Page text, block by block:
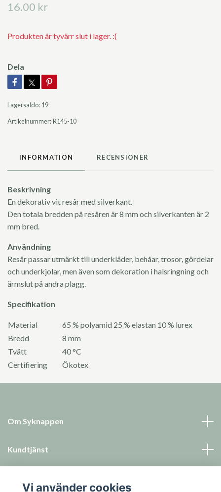
16.00 kr
Produkten är tyvärr slut i lager. :(
Dela
Lagersaldo: 19
Artikelnummer:R145-10
INFORMATION RECENSIONER
Beskrivning
En dekorativ vit resår med silverkant.
Den totala bredden på resåren är 8 mm och silverkanten är 2
mm bred.
Användning
Resår passar utmärkt till underkläder, behåar, trosor, gördelar
och underkjolar, men även som dekoration i halsringning och
ärmslut på andra plagg.
Specifikation
Material
65 % polyamid 25 % elastan 10 % lurex
Bredd
8 mm
Tvätt
40°C
Certifiering
Ökotex
Om Syknappen
Kundtjänst
Vi använder cookies